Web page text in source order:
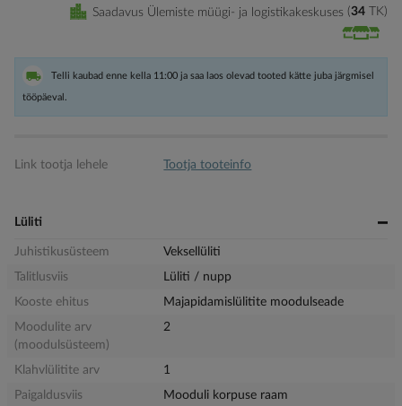
Saadavus Ülemiste müügi- ja logistikakeskuses 34 TK
Telli kaubad enne kella 11:00 ja saa laos olevad tooted kätte juba järgmisel
tööpäeval.
Link tootja lehele Tootja tooteinfo
Lüliti
Juhistikusüsteem
Veksellüliti
Talitlusviis
Lüliti / nupp
Kooste ehitus
Majapidamislülitite moodulseade
Moodulite arv
(moodulsüsteem)
2
Klahvlülitite arv
1
Paigaldusviis
Mooduli korpuse raam